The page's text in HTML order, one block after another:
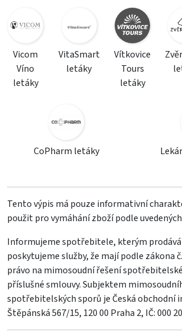
Vicom
Víno
letáky
VitaSmart
letáky
Vítkovice
Tours
letáky
CoPharm letáky
Tento výpis má pouze informativní
použit pro vymáhání zboží podle
Informujeme spotřebitele, kterým
poskytujeme služby, že mají podle zákona
právo na mimosoudní řešení
příslušné smlouvy. Subjektem
spotřebitelských sporů je Česká obchodní
Štěpánská 567/15, 120 00 Praha 2, IČ: 000